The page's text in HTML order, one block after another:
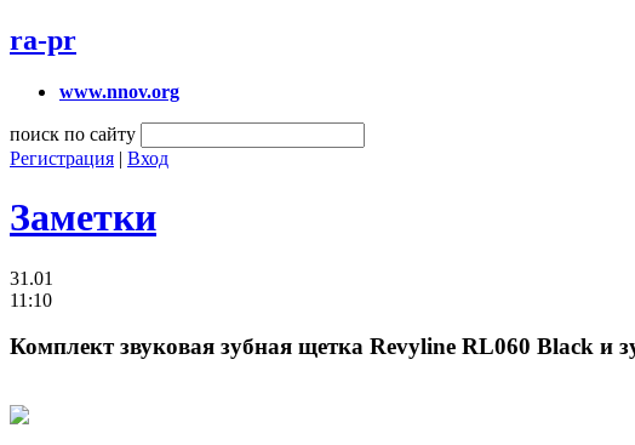
ra-pr
www.nnov.org
поиск по сайту
Регистрация | Вход
Заметки
31.01
11:10
Комплект звуковая зубная щетка Revyline RL060 Black и